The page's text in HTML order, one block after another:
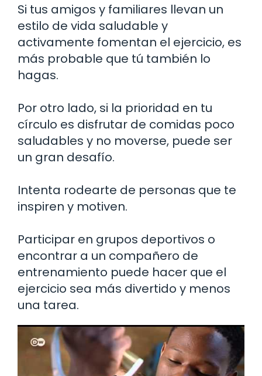
Si tus amigos y familiares llevan un
estilo de vida saludable y
activamente fomentan el ejercicio, es
más probable que tú también lo
hagas.
Por otro lado, si la prioridad en tu
círculo es disfrutar de comidas poco
saludables y no moverse, puede ser
un gran desafío.
Intenta rodearte de personas que te
inspiren y motiven.
Participar en grupos deportivos o
encontrar a un compañero de
entrenamiento puede hacer que el
ejercicio sea más divertido y menos
una tarea.